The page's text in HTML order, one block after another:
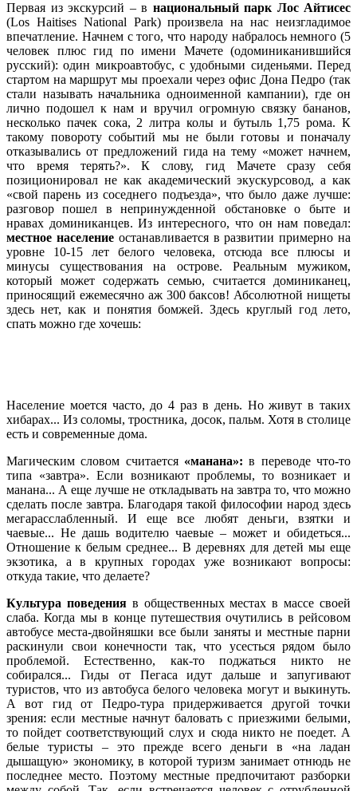
Первая из экскурсий – в национальный парк Лос Айтисес
(Los Haitises National Park) произвела на нас неизгладимое
впечатление. Начнем с того, что народу набралось немного (5
человек плюс гид по имени Мачете (одоминиканившийся
русский): один микроавтобус, с удобными сиденьями. Перед
стартом на маршрут мы проехали через офис Дона Педро (так
стали называть начальника одноименной кампании), где он
лично подошел к нам и вручил огромную связку бананов,
несколько пачек сока, 2 литра колы и бутыль 1,75 рома. К
такому повороту событий мы не были готовы и поначалу
отказывались от предложений гида на тему «может начнем,
что время терять?». К слову, гид Мачете сразу себя
позиционировал не как академический экускурсовод, а как
«свой парень из соседнего подъезда», что было даже лучше:
разговор пошел в непринужденной обстановке о быте и
нравах доминиканцев. Из интересного, что он нам поведал:
местное населениеостанавливается в развитии примерно на
уровне 10-15 лет белого человека, отсюда все плюсы и
минусы существования на острове. Реальным мужиком,
который может содержать семью, считается доминиканец,
приносящий ежемесячно аж 300 баксов! Абсолютной нищеты
здесь нет, как и понятия бомжей. Здесь круглый год лето,
спать можно где хочешь:
Население моется часто, до 4 раз в день. Но живут в таких
хибарах... Из соломы, тростника, досок, пальм. Хотя в столице
есть и современные дома.
Магическим словом считается «манана»: в переводе что-то
типа «завтра». Если возникают проблемы, то возникает и
манана... А еще лучше не откладывать на завтра то, что можно
сделать после завтра. Благодаря такой философии народ здесь
мегарасслабленный. И еще все любят деньги, взятки и
чаевые... Не дашь водителю чаевые – может и обидеться...
Отношение к белым среднее... В деревнях для детей мы еще
экзотика, а в крупных городах уже возникают вопросы:
откуда такие, что делаете?
Культура поведенияв общественных местах в массе своей
слаба. Когда мы в конце путешествия очутились в рейсовом
автобусе места-двойняшки все были заняты и местные парни
раскинули свои конечности так, что усесться рядом было
проблемой. Естественно, как-то поджаться никто не
собирался... Гиды от Пегаса идут дальше и запугивают
туристов, что из автобуса белого человека могут и выкинуть.
А вот гид от Педро-тура придерживается другой точки
зрения: если местные начнут баловать с приезжими белыми,
то пойдет соответствующий слух и сюда никто не поедет. А
белые туристы – это прежде всего деньги в «на ладан
дышащую» экономику, в которой туризм занимает отнюдь не
последнее место. Поэтому местные предпочитают разборки